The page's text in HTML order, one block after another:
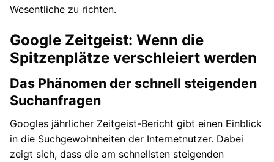
Wesentliche zu richten.
Google Zeitgeist: Wenn die
Spitzenplätze verschleiert werden
Das Phänomen der schnell steigenden
Suchanfragen
Googles jährlicher Zeitgeist-Bericht gibt einen Einblick
in die Suchgewohnheiten der Internetnutzer. Dabei
zeigt sich, dass die am schnellsten steigenden